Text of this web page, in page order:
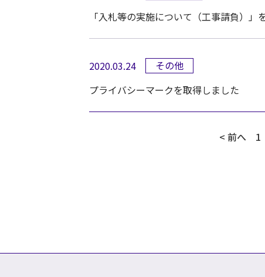
「入札等の実施について（工事請負）」
2020.03.24
その他
プライバシーマークを取得しました
< 前へ 1